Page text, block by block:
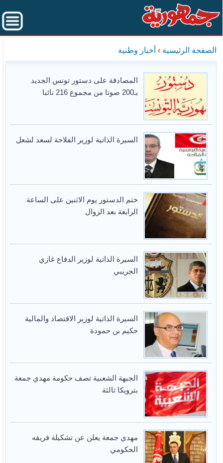
الصفحة الرئيسية › أخبار وطنية
المصادقة على دستور تونس الجديد
بـ200 صوتا من مجموع 216 نائبا
السيرة الذاتية لوزير الفلاحة لسعد لشعل
ختم الدستور يوم الاثنين على الساعة
الرابعة بعد الزوال
السيرة الذاتية لوزير الدفاع غازي
الجريبي
السيرة الذاتية لوزير الاقتصاد والمالية
حكيم بن حمودة
الجبهة الشعبية تصف حكومة مهدي جمعة
بترويكا ثالثة
مهدي جمعة يعلن عن تشكيلة فريقه
الحكومي